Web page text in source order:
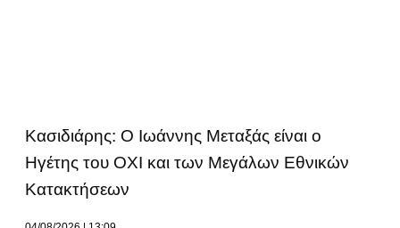
Κασιδιάρης: Ο Ιωάννης Μεταξάς είναι ο
Ηγέτης του ΟΧΙ και των Μεγάλων Εθνικών
Κατακτήσεων